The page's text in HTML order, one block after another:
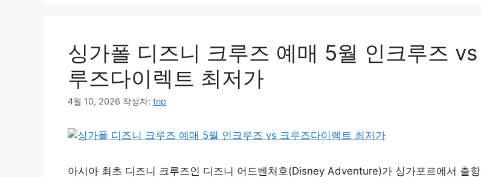
싱가폴 디즈니 크루즈 예매 5월 인크루즈
루즈다이렉트 최저가
4월 10, 2026 작성자: trip
아시아 최초 디즈니 크루즈인 디즈니 어드벤처호(Disney Adventure)가 싱가포르에서 출